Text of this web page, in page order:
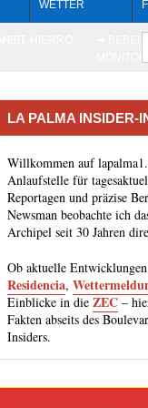
WETTER
LA PALMA INSIDER-
Willkommen auf
Anlaufstelle für
Reportagen und präzise
Newsman beobachte ich
Archipel seit 30 Jahren
Ob aktuelle
Residencia,
Einblicke in dieZEC –
Fakten abseits des
Insiders.